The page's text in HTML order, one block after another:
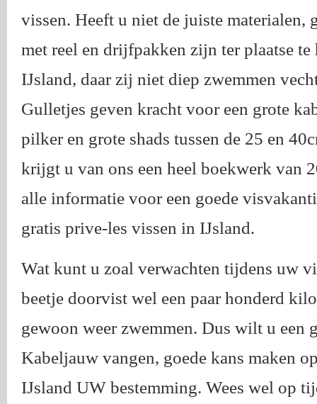
vissen. Heeft u niet de juiste materialen,
met reel en drijfpakken zijn ter plaatse
IJsland, daar zij niet diep zwemmen
Gulletjes geven kracht voor een grote
pilker en grote shads tussen de 25 en
krijgt u van ons een heel boekwerk van
alle informatie voor een goede
gratis prive-les vissen in IJsland.
Wat kunt u zoal verwachten tijdens uw
beetje doorvist wel een paar honderd
gewoon weer zwemmen. Dus wilt u een
Kabeljauw vangen, goede kans maken
IJsland UW bestemming. Wees wel op